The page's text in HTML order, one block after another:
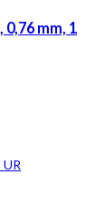
mm, 1